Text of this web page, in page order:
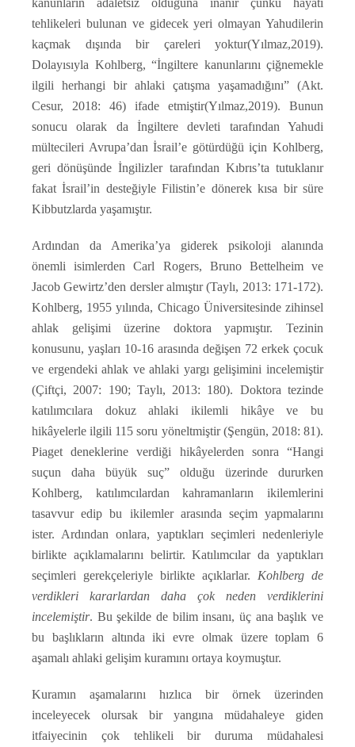
tehlikeleri bulunan ve gidecek yeri olmayan Yahudilerin
kaçmak dışında bir çareleri yoktur(Yılmaz,2019).
Dolayısıyla Kohlberg, “İngiltere kanunlarını çiğnemekle
ilgili herhangi bir ahlaki çatışma yaşamadığını” (Akt.
Cesur, 2018: 46) ifade etmiştir(Yılmaz,2019). Bunun
sonucu olarak da İngiltere devleti tarafından Yahudi
mültecileri Avrupa’dan İsrail’e götürdüğü için Kohlberg,
geri dönüşünde İngilizler tarafından Kıbrıs’ta tutuklanır
fakat İsrail’in desteğiyle Filistin’e dönerek kısa bir süre
Kibbutzlarda yaşamıştır.
Ardından da Amerika’ya giderek psikoloji alanında
önemli isimlerden Carl Rogers, Bruno Bettelheim ve
Jacob Gewirtz’den dersler almıştır (Taylı, 2013: 171-172).
Kohlberg, 1955 yılında, Chicago Üniversitesinde zihinsel
ahlak gelişimi üzerine doktora yapmıştır. Tezinin
konusunu, yaşları 10-16 arasında değişen 72 erkek çocuk
ve ergendeki ahlak ve ahlaki yargı gelişimini incelemiştir
(Çiftçi, 2007: 190; Taylı, 2013: 180). Doktora tezinde
katılımcılara dokuz ahlaki ikilemli hikâye ve bu
hikâyelerle ilgili 115 soru yöneltmiştir (Şengün, 2018: 81).
Piaget deneklerine verdiği hikâyelerden sonra “Hangi
suçun daha büyük suç” olduğu üzerinde dururken
Kohlberg, katılımcılardan kahramanların ikilemlerini
tasavvur edip bu ikilemler arasında seçim yapmalarını
ister. Ardından onlara, yaptıkları seçimleri nedenleriyle
birlikte açıklamalarını belirtir. Katılımcılar da yaptıkları
seçimleri gerekçeleriyle birlikte açıklarlar. Kohlberg de
verdikleri kararlardan daha çok neden verdiklerini
incelemiştir. Bu şekilde de bilim insanı, üç ana başlık ve
bu başlıkların altında iki evre olmak üzere toplam 6
aşamalı ahlaki gelişim kuramını ortaya koymuştur.
Kuramın aşamalarını hızlıca bir örnek üzerinden
inceleyecek olursak bir yangına müdahaleye giden
itfaiyecinin çok tehlikeli bir duruma müdahalesi